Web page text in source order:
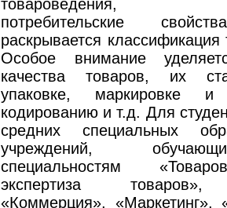
товароведения,
потребительские
раскрывается
Особое внимание
качества товаров, их
упаковке, маркировке и
кодированию и т.д. Для
средних специальных
учреждений,
специальностям
экспертиза
«Коммерция», «Маркетинг»,